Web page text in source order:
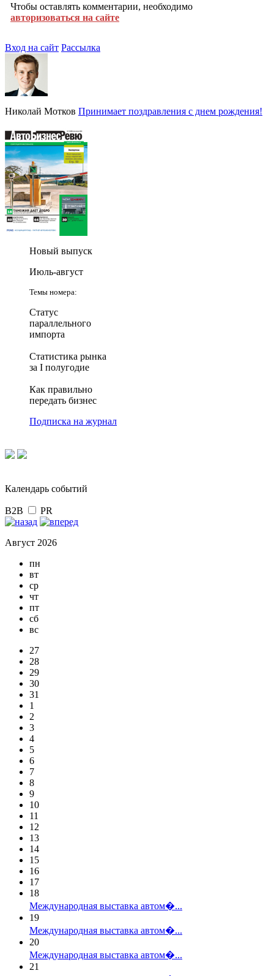
Чтобы оставлять комментарии, необходимо
авторизоваться на сайте
Вход на сайт Рассылка
Николай Мотков Принимает поздравления с днем рождения!
Новый выпуск
Июль-август
Темы номера:
Статус
параллельного
импорта
Статистика рынка
за I полугодие
Как правильно
передать бизнес
Подписка на журнал
Календарь событий
B2B PR
Август 2026
пн
вт
ср
чт
пт
сб
вс
27
28
29
30
31
1
2
3
4
5
6
7
8
9
10
11
12
13
14
15
16
17
18
Международная выставка автом�...
19
Международная выставка автом�...
20
Международная выставка автом�...
21